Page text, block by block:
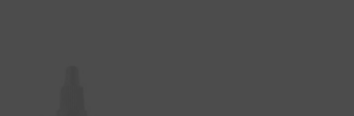
Kelual Squanorm losion
sa suhom i masnom prhuti i